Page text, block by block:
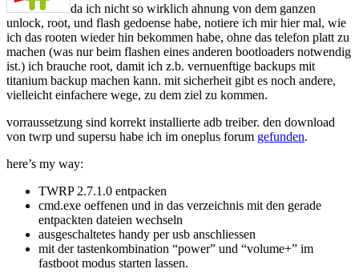
da ich nicht so wirklich ahnung von dem ganzen
unlock, root, und flash gedoense habe, notiere ich mir hier mal, wie
ich das rooten wieder hin bekommen habe, ohne das telefon platt zu
machen (was nur beim flashen eines anderen bootloaders notwendig
ist.) ich brauche root, damit ich z.b. vernuenftige backups mit
titanium backup machen kann. mit sicherheit gibt es noch andere,
vielleicht einfachere wege, zu dem ziel zu kommen.
vorraussetzung sind korrekt installierte adb treiber. den download
von twrp und supersu habe ich im oneplus forum gefunden.
here’s my way:
TWRP 2.7.1.0 entpacken
cmd.exe oeffenen und in das verzeichnis mit den gerade
entpackten dateien wechseln
ausgeschaltetes handy per usb anschliessen
mit der tastenkombination “power” und “volume+” im
fastboot modus starten lassen.